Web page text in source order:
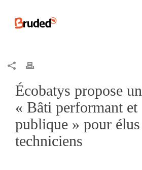
Écobatys propose
« Bâti performant et
publique » pour
techniciens